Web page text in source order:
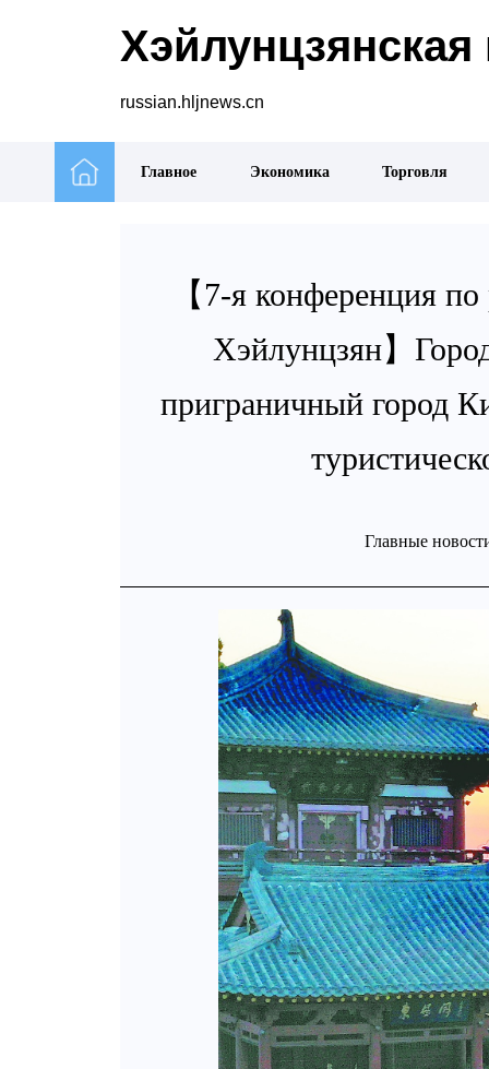
Хэйлунцзянская
russian.hljnews.cn
Главное Экономика Торговля
【7-я конференция
Хэйлунцзян】
приграничный город
Главные